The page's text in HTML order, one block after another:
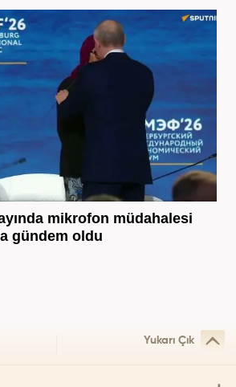
mikrofon müdahalesi
gündem oldu
Yukarı Çık